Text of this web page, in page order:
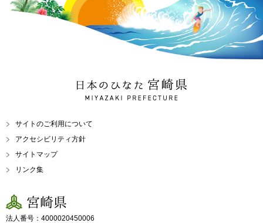
日本のひなた 宮崎県
MIYAZAKI PREFECTURE
サイトのご利用について
アクセシビリティ方針
サイトマップ
リンク集
宮崎県
法人番号：4000020450006